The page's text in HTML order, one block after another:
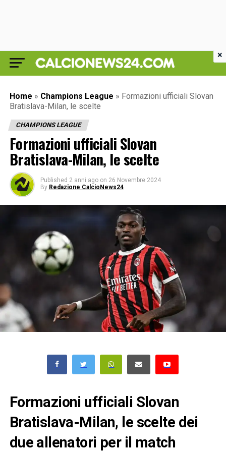
Home » Champions League » Formazioni ufficiali Slovan
Bratislava-Milan, le scelte
CHAMPIONS LEAGUE
Formazioni ufficiali Slovan
Bratislava-Milan, le scelte
Published 2 anni ago on 26 Novembre 2024
By Redazione CalcioNews24
Formazioni ufficiali Slovan
Bratislava-Milan, le scelte dei
due allenatori per il match
×